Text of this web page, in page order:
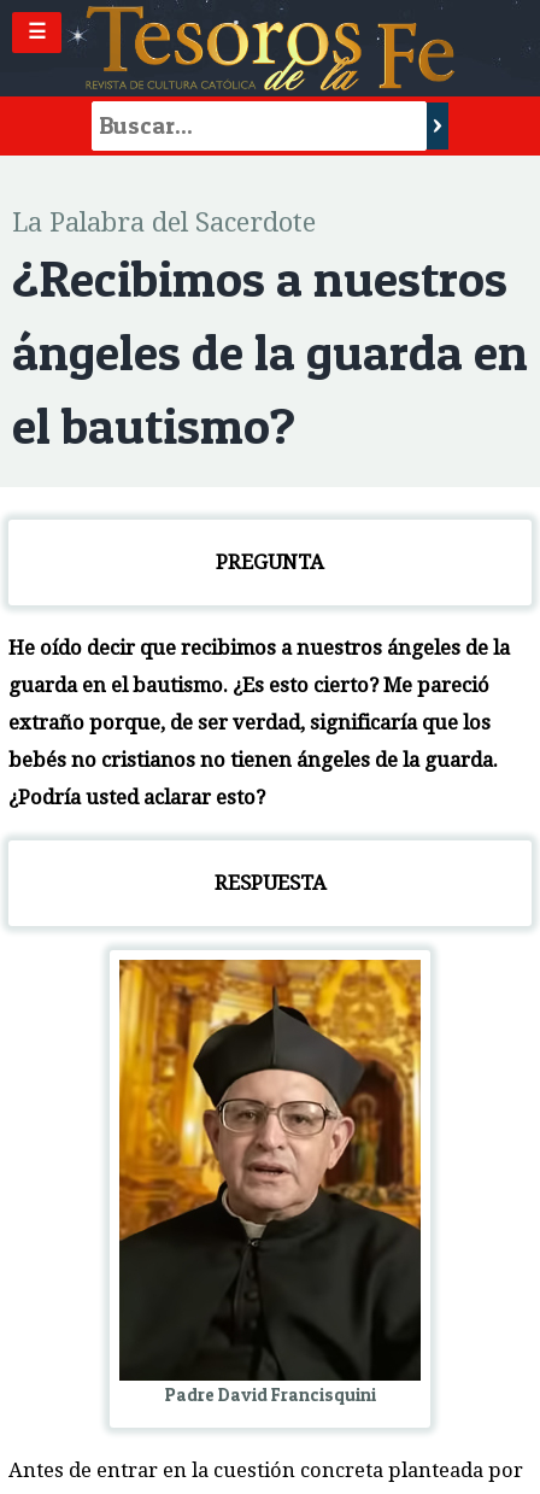
☰
La Palabra del Sacerdote
¿Recibimos a nuestros
ángeles de la guarda en
el bautismo?
PREGUNTA
He oído decir que recibimos a nuestros ángeles de la
guarda en el bautismo. ¿Es esto cierto? Me pareció
extraño porque, de ser verdad, significaría que los
bebés no cristianos no tienen ángeles de la guarda.
¿Podría usted aclarar esto?
RESPUESTA
Padre David Francisquini
Antes de entrar en la cuestión concreta planteada por